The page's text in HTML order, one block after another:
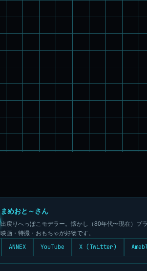
まめおと～さん
出戻りへっぽこモデラー。懐かし（80年代〜現在）プ
映画・特撮・おもちゃが好物です。
ANNEX YouTube X (Twitter)